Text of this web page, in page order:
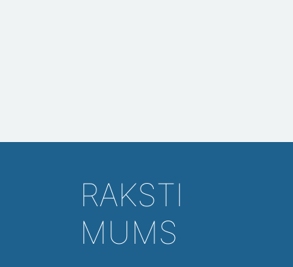
RAKSTI
MUMS